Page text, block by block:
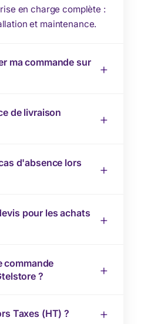
en charge complète :
et maintenance.
ma commande sur
de livraison
d'absence lors
pour les achats
commande
?
Taxes (HT) ?